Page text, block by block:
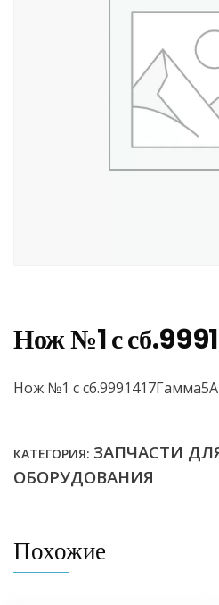
Нож №1 с
Нож №1 с сб.9991417Гамма5А
КАТЕГОРИЯ: ЗАПЧАСТИ
ОБОРУДОВАНИЯ
Похожие